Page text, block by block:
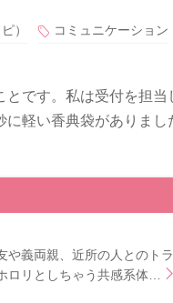
） コミュニケーション
です。私は受付を担当
軽い香典袋がありま
や義両親、近所の人とのト
ロリとしちゃう共感系体…